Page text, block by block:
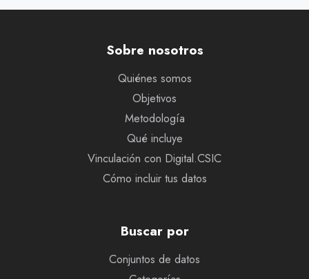
Sobre nosotros
Quiénes somos
Objetivos
Metodología
Qué incluye
Vinculación con Digital.CSIC
Cómo incluir tus datos
Buscar por
Conjuntos de datos